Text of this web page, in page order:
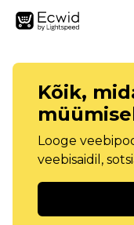
Kõik,
Looge
veebisaidil,